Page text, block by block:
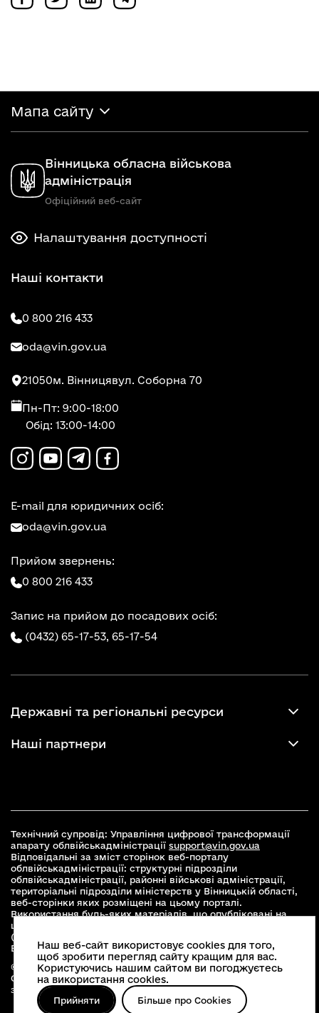
Мапа сайту
Вінницька обласна військова
адміністрація
Офіційний веб-сайт
Налаштування доступності
Наші контакти
0 800 216 433
oda@vin.gov.ua
21050м. Вінницявул. Соборна 70
Пн-Пт: 9:00-18:00
Обід: 13:00-14:00
E-mail для юридичних осіб:
oda@vin.gov.ua
Прийом звернень:
0 800 216 433
Запис на прийом до посадових осіб:
(0432) 65-17-53, 65-17-54
Державні та регіональні ресурси
Наші партнери
Технічний супровід: Управління цифрової трансформації
апарату облвійськадміністрації support@vin.gov.ua
Відповідальні за зміст сторінок веб-порталу
облвійськадміністрації: структурні підрозділи
облвійськадміністрації, районні військові адміністрації,
територіальні підрозділи міністерств у Вінницькій області,
веб-сторінки яких розміщені на цьому порталі.
Використання будь-яких матеріалів, що опубліковані на
цьому сайті, дозволяється при умові зазначення посилання
(для інтернет-видань - гіперпосилання) на офіційний сайт
Вінницької облвійськадміністраціїwww.vin.gov.ua .
© 2026 Весь контент доступний за ліцензією Creative
Commons Attribution 4.0 International license, якщо не
зазначено інше
Наш веб-сайт використовує cookies для того,
щоб зробити перегляд сайту кращим для вас.
Користуючись нашим сайтом ви погоджуєтесь
на використання cookies.
Прийняти Більше про Cookies